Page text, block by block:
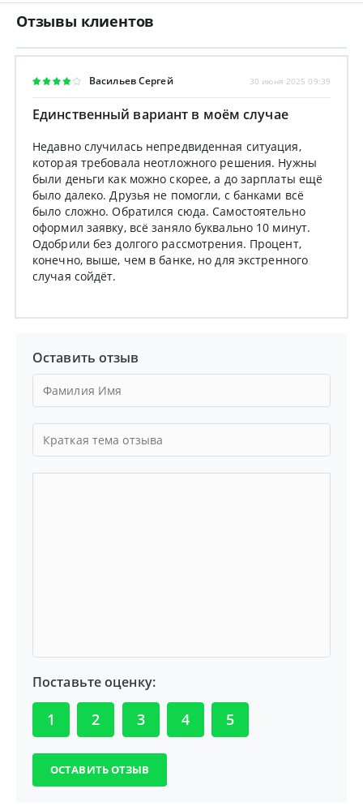
Отзывы клиентов
Васильев Сергей 30 июня 2025 09:39
Единственный вариант в моём случае
Недавно случилась непредвиденная ситуация,
которая требовала неотложного решения. Нужны
были деньги как можно скорее, а до зарплаты ещё
было далеко. Друзья не помогли, с банками всё
было сложно. Обратился сюда. Самостоятельно
оформил заявку, всё заняло буквально 10 минут.
Одобрили без долгого рассмотрения. Процент,
конечно, выше, чем в банке, но для экстренного
случая сойдёт.
Оставить отзыв
Поставьте оценку:
1 2 3 4 5